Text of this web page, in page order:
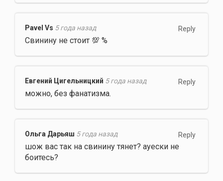
Reply
Pavel Vs 5 года назад
Свинину не стоит 💯 %
Reply
Евгений Цигельницкий 5 года назад
можно, без фанатизма.
Reply
Ольга Дарьяш 5 года назад
шож вас так на свинину тянет? ауески не
боитесь?